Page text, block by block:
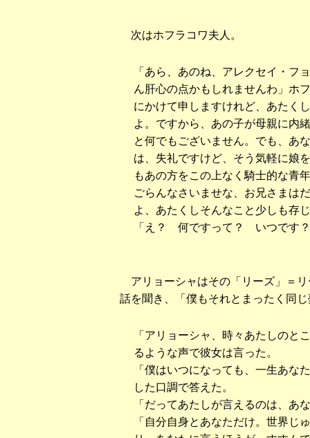
次はホフラコワ夫人。
「あら、あのね、アレクセイ・フ
ん肝心の点かもしれませんわ」ホ
にかけて申しますけれど、あたく
よ。ですから、あの子が母親に内
と何でもございません。でも、あ
は、失礼ですけど、そう気軽に娘
もあの方をこの上なく騎士的な青
ごらんなさいませな、お兄さまは
よ、あたくしそんなこと少しも存
「え？ 何ですって？ いつです
アリョーシャはその「リーズ」＝
話を聞き、「僕もそれとまったく同
「アリョーシャ、時々あたしのと
るような声で彼女は言った。
「僕はいつになっても、一生あな
した口調で答えた。
「だってあたしが言えるのは、あ
「自分自身とあなただけ。世界じ